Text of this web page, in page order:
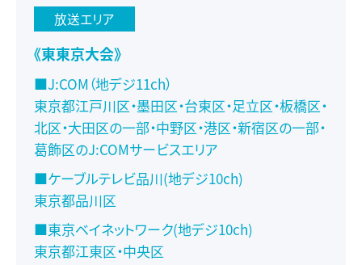
放送エリア
《東東京大会》
■J:COM（地デジ11ch）
東京都江戸川区・墨田区・台東区・足立区・板橋区・
北区・大田区の一部・中野区・港区・新宿区の一部・
葛飾区のJ:COMサービスエリア
■ケーブルテレビ品川(地デジ10ch)
東京都品川区
■東京ベイネットワーク(地デジ10ch)
東京都江東区・中央区